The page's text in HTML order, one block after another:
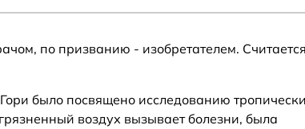
по призванию - изобретателем. Считается
было посвящено исследованию
воздух вызывает болезни, была